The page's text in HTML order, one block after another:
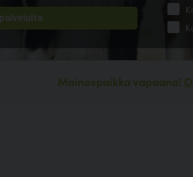
Mainospaikka vapaana!